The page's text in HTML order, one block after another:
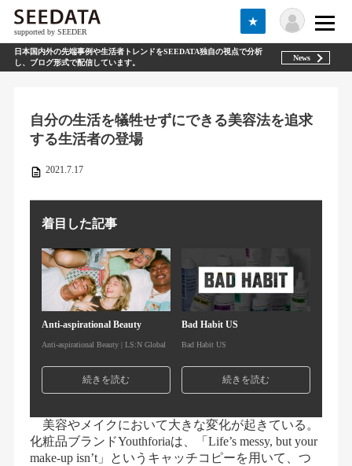
supported by SEEDER
★
日本国内外の先端事例や生活者トレンドをSEEDATA独自の視点で分析
し、ブログ形式で配信しています。
News
自分の生活を犠牲せずにできる美容法を追求
する生活者の登場
2021.7.17
着目した記事
Anti-aspirational Beauty
Anti-aspirational Beauty | LS:N Global
続きを読む
Bad Habit US
Bad Habit US
続きを読む
美容やメイクにおいて大きな変化が起きている。
化粧品ブランドYouthforiaは、「Life’s messy, but your
make-up isn’t」というキャッチコピーを用いて、つ